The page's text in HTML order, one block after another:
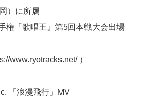
）に所属
権『歌唱王』第5回本戦大会出場
www.ryotracks.net/）
「浪漫飛行」MV